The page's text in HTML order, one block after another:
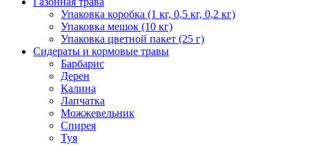
Упаковка коробка (1 кг, 0,5 кг, 0,2 кг)
Упаковка мешок (10 кг)
Упаковка цветной пакет (25 г)
Сидераты и кормовые травы
Барбарис
Дерен
Калина
Лапчатка
Можжевельник
Спирея
Туя